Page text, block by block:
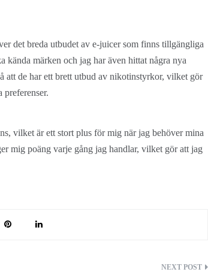
det breda utbudet av e-juicer som finns tillgängliga
märken och jag har även hittat några nya
att de har ett brett utbud av nikotinstyrkor, vilket gör
preferenser.
vilket är ett stort plus för mig när jag behöver mina
mig poäng varje gång jag handlar, vilket gör att jag